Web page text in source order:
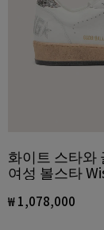
화이트 스타와
여성 볼스타
₩ 1,078,000